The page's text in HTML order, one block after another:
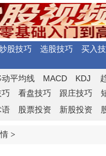
股技巧 选股技巧
买入
动平均线 MACD KDJ
看盘技巧 跟庄技巧
语 股票投资 新股投资
>